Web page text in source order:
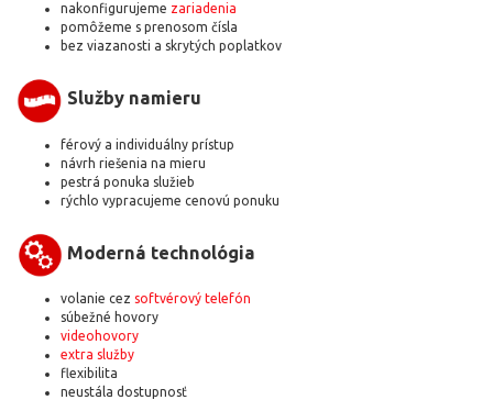
nakonfigurujeme zariadenia
pomôžeme s prenosom čísla
bez viazanosti a skrytých poplatkov
Služby namieru
férový a individuálny prístup
návrh riešenia na mieru
pestrá ponuka služieb
rýchlo vypracujeme cenovú ponuku
Moderná technológia
volanie cez softvérový telefón
súbežné hovory
videohovory
extra služby
flexibilita
neustála dostupnosť